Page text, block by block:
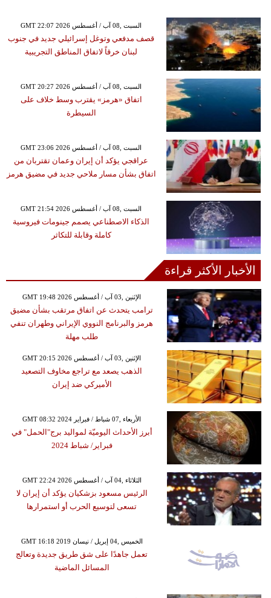
GMT 22:07 2026 السبت ,08 آب / أغسطس
قصف مدفعي وتوغل إسرائيلي جديد في جنوب
لبنان خرقاً لاتفاق المناطق التجريبية
GMT 20:27 2026 السبت ,08 آب / أغسطس
اتفاق «هرمز» يقترب وسط خلاف على
السيطرة
GMT 23:06 2026 السبت ,08 آب / أغسطس
عراقجي يؤكد أن إيران وعمان تقتربان من
اتفاق بشأن مسار ملاحي جديد في مضيق هرمز
GMT 21:54 2026 السبت ,08 آب / أغسطس
الذكاء الاصطناعي يصمم جينومات فيروسية
كاملة وقابلة للتكاثر
الأخبار الأكثر قراءة
GMT 19:48 2026 الإثنين ,03 آب / أغسطس
ترامب يتحدث عن اتفاق مرتقب بشأن مضيق
هرمز والبرنامج النووي الإيراني وطهران تنفي
طلب مهلة
GMT 20:15 2026 الإثنين ,03 آب / أغسطس
الذهب يصعد مع تراجع مخاوف التصعيد
الأميركي ضد إيران
GMT 08:32 2024 الأربعاء ,07 شباط / فبراير
أبرز الأحداث اليوميّة لمواليد برج"الحمل" في
فبراير/ شباط 2024
GMT 22:24 2026 الثلاثاء ,04 آب / أغسطس
الرئيس مسعود بزشكيان يؤكد أن إيران لا
تسعى لتوسيع الحرب أو استمرارها
GMT 16:18 2019 الخميس ,04 إبريل / نيسان
تعمل جاهدًا على شق طريق جديدة وتعالج
المسائل الماضية